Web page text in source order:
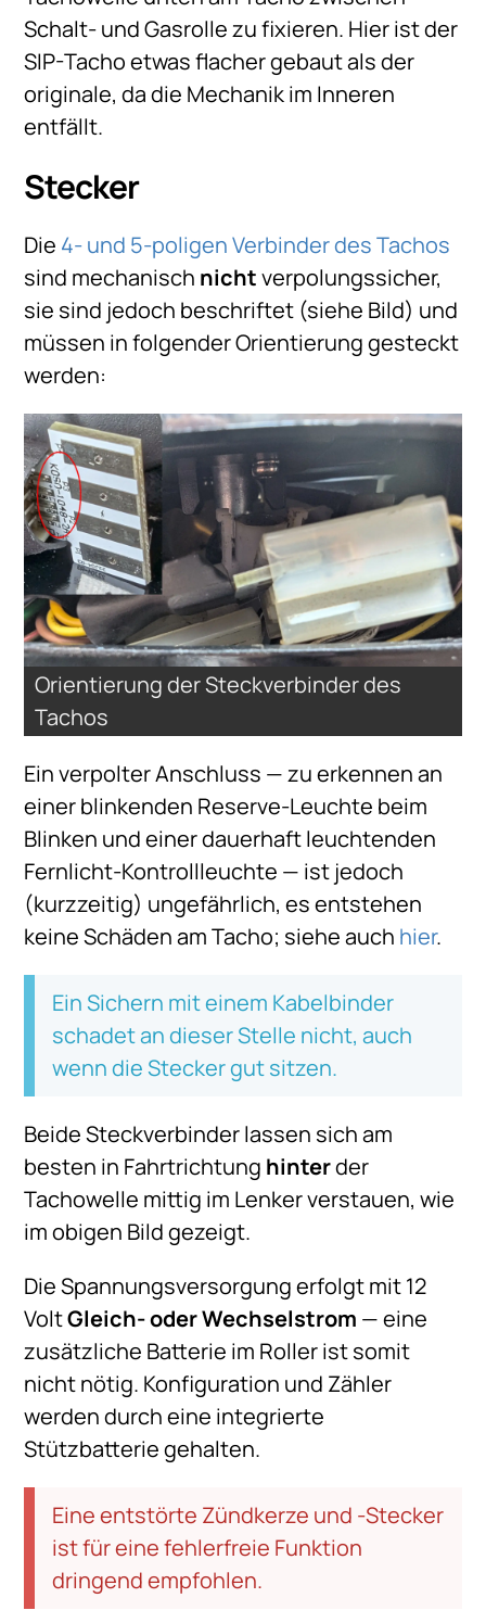
Schalt- und Gasrolle zu fixieren. Hier ist der
SIP-Tacho etwas flacher gebaut als der
originale, da die Mechanik im Inneren
entfällt.
Stecker
Die 4- und 5-poligen Verbinder des Tachos
sind mechanisch nichtverpolungssicher,
sie sind jedoch beschriftet (siehe Bild) und
müssen in folgender Orientierung gesteckt
werden:
Orientierung der Steckverbinder des
Tachos
Ein verpolter Anschluss — zu erkennen an
einer blinkenden Reserve-Leuchte beim
Blinken und einer dauerhaft leuchtenden
Fernlicht-Kontrollleuchte — ist jedoch
(kurzzeitig) ungefährlich, es entstehen
keine Schäden am Tacho; siehe auch hier.
Ein Sichern mit einem Kabelbinder
schadet an dieser Stelle nicht, auch
wenn die Stecker gut sitzen.
Beide Steckverbinder lassen sich am
besten in Fahrtrichtung hinterder
Tachowelle mittig im Lenker verstauen, wie
im obigen Bild gezeigt.
Die Spannungsversorgung erfolgt mit 12
VoltGleich- oder Wechselstrom — eine
zusätzliche Batterie im Roller ist somit
nicht nötig. Konfiguration und Zähler
werden durch eine integrierte
Stützbatterie gehalten.
Eine entstörte Zündkerze und -Stecker
ist für eine fehlerfreie Funktion
dringend empfohlen.